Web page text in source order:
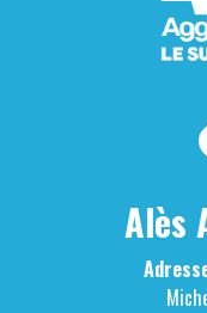
Alès